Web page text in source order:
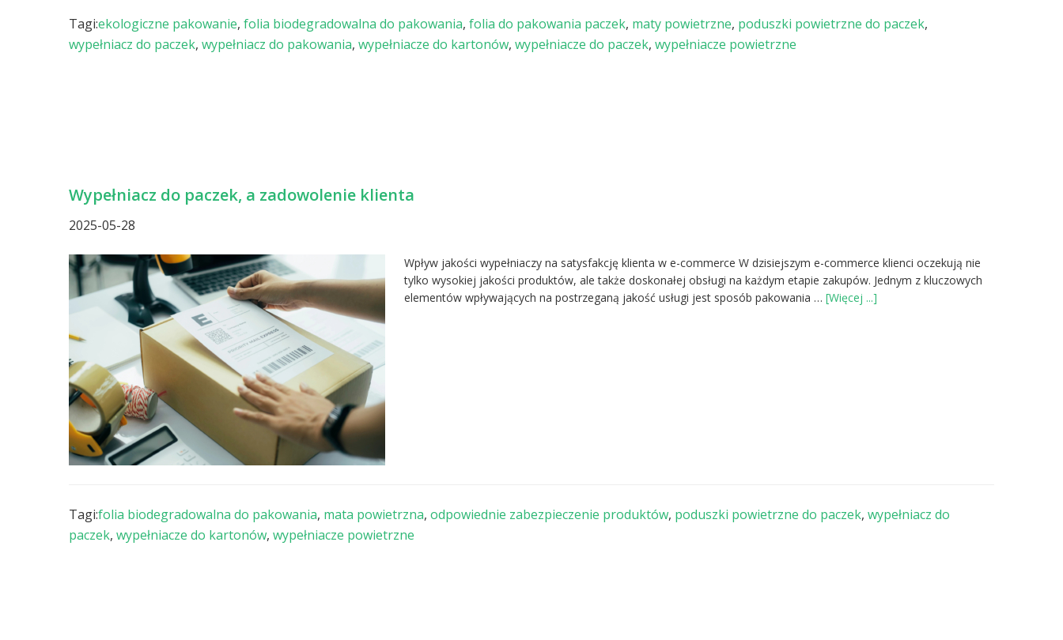
Tagi:ekologiczne pakowanie, folia biodegradowalna do pakowania, folia do pakowania paczek, maty powietrzne, poduszki powietrzne do paczek,
wypełniacz do paczek, wypełniacz do pakowania, wypełniacze do kartonów, wypełniacze do paczek, wypełniacze powietrzne
Wypełniacz do paczek, a zadowolenie klienta
2025-05-28
Wpływ jakości wypełniaczy na satysfakcję klienta w e-commerce W dzisiejszym e-commerce klienci oczekują nie
tylko wysokiej jakości produktów, ale także doskonałej obsługi na każdym etapie zakupów. Jednym z kluczowych
elementów wpływających na postrzeganą jakość usługi jest sposób pakowania … [Więcej ...]
Tagi:folia biodegradowalna do pakowania, mata powietrzna, odpowiednie zabezpieczenie produktów, poduszki powietrzne do paczek, wypełniacz do
paczek, wypełniacze do kartonów, wypełniacze powietrzne